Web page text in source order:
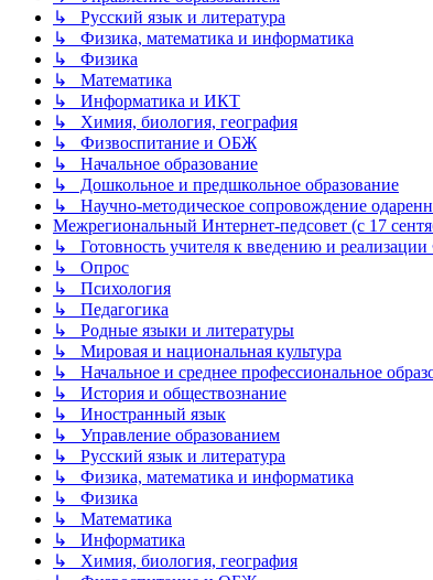
↳ Русский язык и литература
↳ Физика, математика и информатика
↳ Физика
↳ Математика
↳ Информатика и ИКТ
↳ Химия, биология, география
↳ Физвоспитание и ОБЖ
↳ Начальное образование
↳ Дошкольное и предшкольное образование
↳ Научно-методическое сопровождение
Межрегиональный Интернет-педсовет (с 17
↳ Готовность учителя к введению и
↳ Опрос
↳ Психология
↳ Педагогика
↳ Родные языки и литературы
↳ Мировая и национальная культура
↳ Начальное и среднее профессиональное
↳ История и обществознание
↳ Иностранный язык
↳ Управление образованием
↳ Русский язык и литература
↳ Физика, математика и информатика
↳ Физика
↳ Математика
↳ Информатика
↳ Химия, биология, география